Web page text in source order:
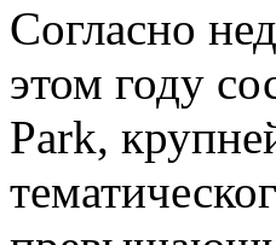
Согласно
этом году
Park,